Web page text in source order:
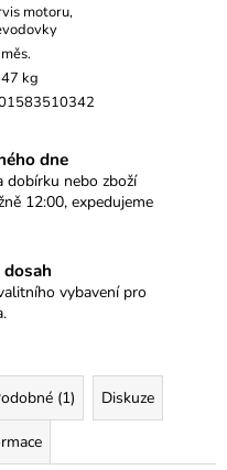
motoru,
kg
dne
dobírku nebo zboží
12:00, expedujeme
vybavení pro
(1) Diskuze